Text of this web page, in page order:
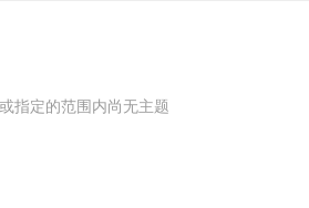
指定的范围内尚无主题